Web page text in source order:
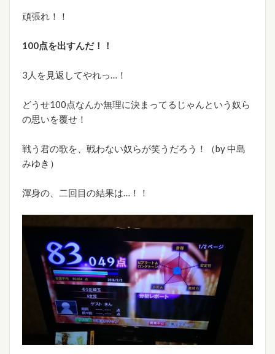
頑張れ！！
100点を出すんだ！！
3人を見返してやれっ…！
どうせ100点なんか無理に決まってるじゃんという奴ら
の思いを覆せ！
戦う君の歌を、戦わない奴らが笑うだろう！（by 中島
みゆき）
渾身の、二回目の結果は…！！